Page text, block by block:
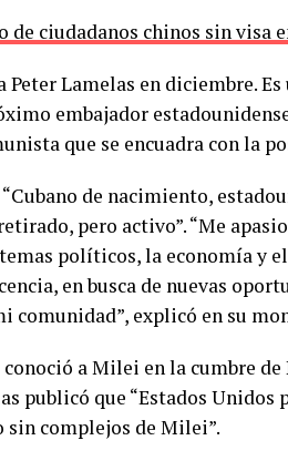
ciudadanos chinos sin visa
Lamelas en diciembre.
embajador
que se encuadra con la
de nacimiento,
pero activo”. “Me
políticos, la economía y
en busca de nuevas
comunidad”, explicó en su
a Milei en la cumbre de
publicó que “Estados Unidos
complejos de Milei”.